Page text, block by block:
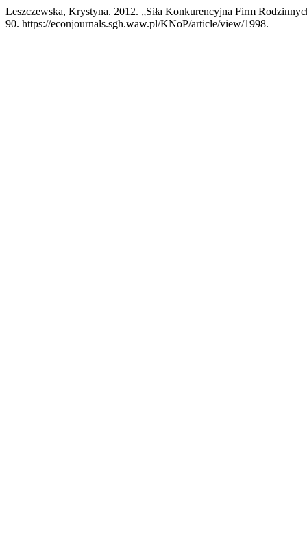
Leszczewska, Krystyna. 2012. „Siła Konkurencyjna Firm
90. https://econjournals.sgh.waw.pl/KNoP/article/view/1998.